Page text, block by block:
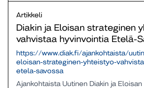
Artikkeli
Diakin ja Eloisan strateginen
vahvistaa hyvinvointia Etelä-
https://www.diak.fi/ajankohtaista/
eloisan-strateginen-yhteistyo-
etela-savossa
Ajankohtaista Uutinen Diakin ja